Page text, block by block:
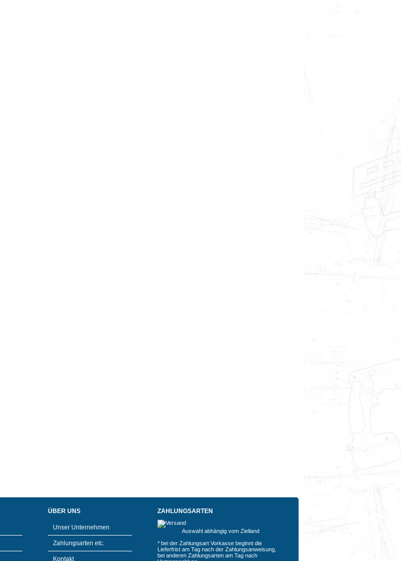
ÜBER UNS
Unser Unternehmen
Zahlungsarten etc.
Kontakt
ZAHLUNGSARTEN
Auswahl abhängig vom Zielland
* bei der Zahlungsart Vorkasse beginnt die
Lieferfrist am Tag nach der Zahlungsanweisung,
bei anderen Zahlungsarten am Tag nach